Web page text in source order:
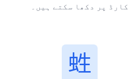
کارڈ پر دکھا سکتے ہیں۔